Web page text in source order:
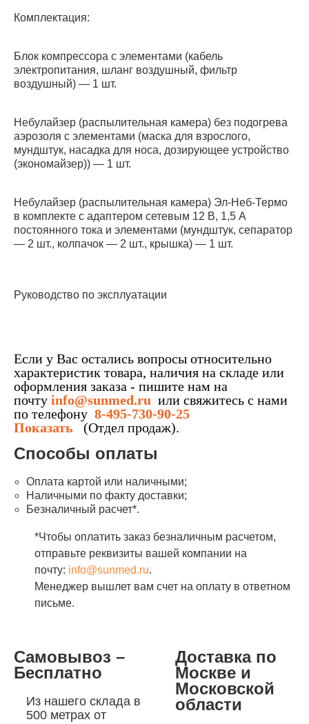
Комплектация:
Блок компрессора с элементами (кабель
электропитания, шланг воздушный, фильтр
воздушный) — 1 шт.
Небулайзер (распылительная камера) без подогрева
аэрозоля с элементами (маска для взрослого,
мундштук, насадка для носа, дозирующее устройство
(экономайзер)) — 1 шт.
Небулайзер (распылительная камера) Эл-Неб-Термо
в комплекте с адаптером сетевым 12 В, 1,5 А
постоянного тока и элементами (мундштук, сепаратор
— 2 шт., колпачок — 2 шт., крышка) — 1 шт.
Руководство по эксплуатации
Если у Вас остались вопросы относительно
характеристик товара, наличия на складе или
оформления заказа - пишите нам на
почту info@sunmed.ru или свяжитесь с нами
по телефону 8-495-730-90-25
Показать (Отдел продаж).
Способы оплаты
Оплата картой или наличными;
Наличными по факту доставки;
Безналичный расчет*.
*Чтобы оплатить заказ безналичным расчетом,
отправьте реквизиты вашей компании на
почту: info@sunmed.ru.
Менеджер вышлет вам счет на оплату в ответном
письме.
Самовывоз –
Бесплатно
Из нашего склада в
500 метрах от
Доставка по
Москве и
Московской
области